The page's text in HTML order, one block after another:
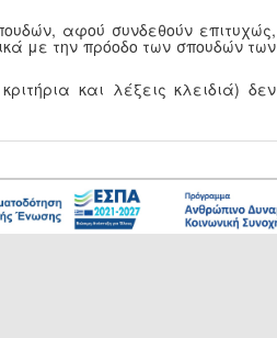
αφού συνδεθούν επιτυχώς,
με την πρόοδο των σπουδών των
και λέξεις κλειδιά) δεν